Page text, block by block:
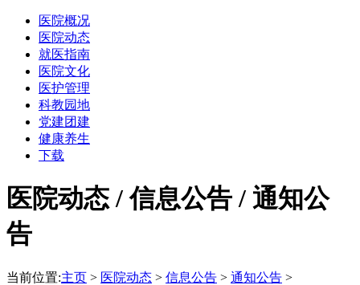
医院概况
医院动态
就医指南
医院文化
医护管理
科教园地
党建团建
健康养生
下载
医院动态 / 信息公告 / 通知公
告
当前位置:主页 > 医院动态 > 信息公告 > 通知公告 >